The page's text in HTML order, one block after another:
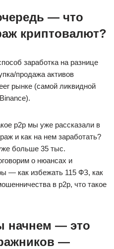
— что
криптовалют?
заработка на разнице
продажа активов
рынке (самой ликвидной
p2p мы уже рассказали в
и как на нем заработать?
больше 35 тыс.
о нюансах и
— как избежать 115 ФЗ, как
в p2p, что такое
начнем — это
—